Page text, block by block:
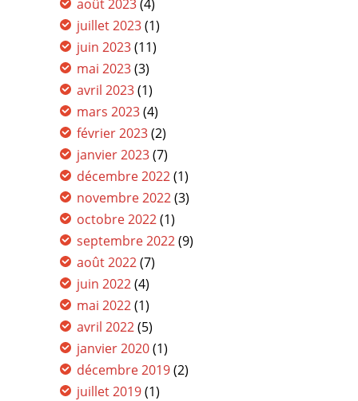
août 2023(4)
juillet 2023(1)
juin 2023(11)
mai 2023(3)
avril 2023(1)
mars 2023(4)
février 2023(2)
janvier 2023(7)
décembre 2022(1)
novembre 2022(3)
octobre 2022(1)
septembre 2022(9)
août 2022(7)
juin 2022(4)
mai 2022(1)
avril 2022(5)
janvier 2020(1)
décembre 2019(2)
juillet 2019(1)